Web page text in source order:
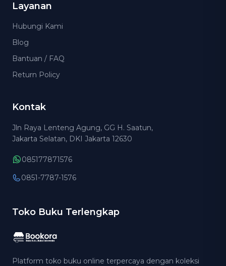
Layanan
Hubungi Kami
Blog
Bantuan / FAQ
Return Policy
Kontak
Jln Raya Lenteng Agung, GG H. Saatun,
Jakarta Selatan, DKI Jakarta 12630
085177871576
0851-7787-1576
Toko Buku Terlengkap
Platform toko buku online terpercaya dengan koleksi